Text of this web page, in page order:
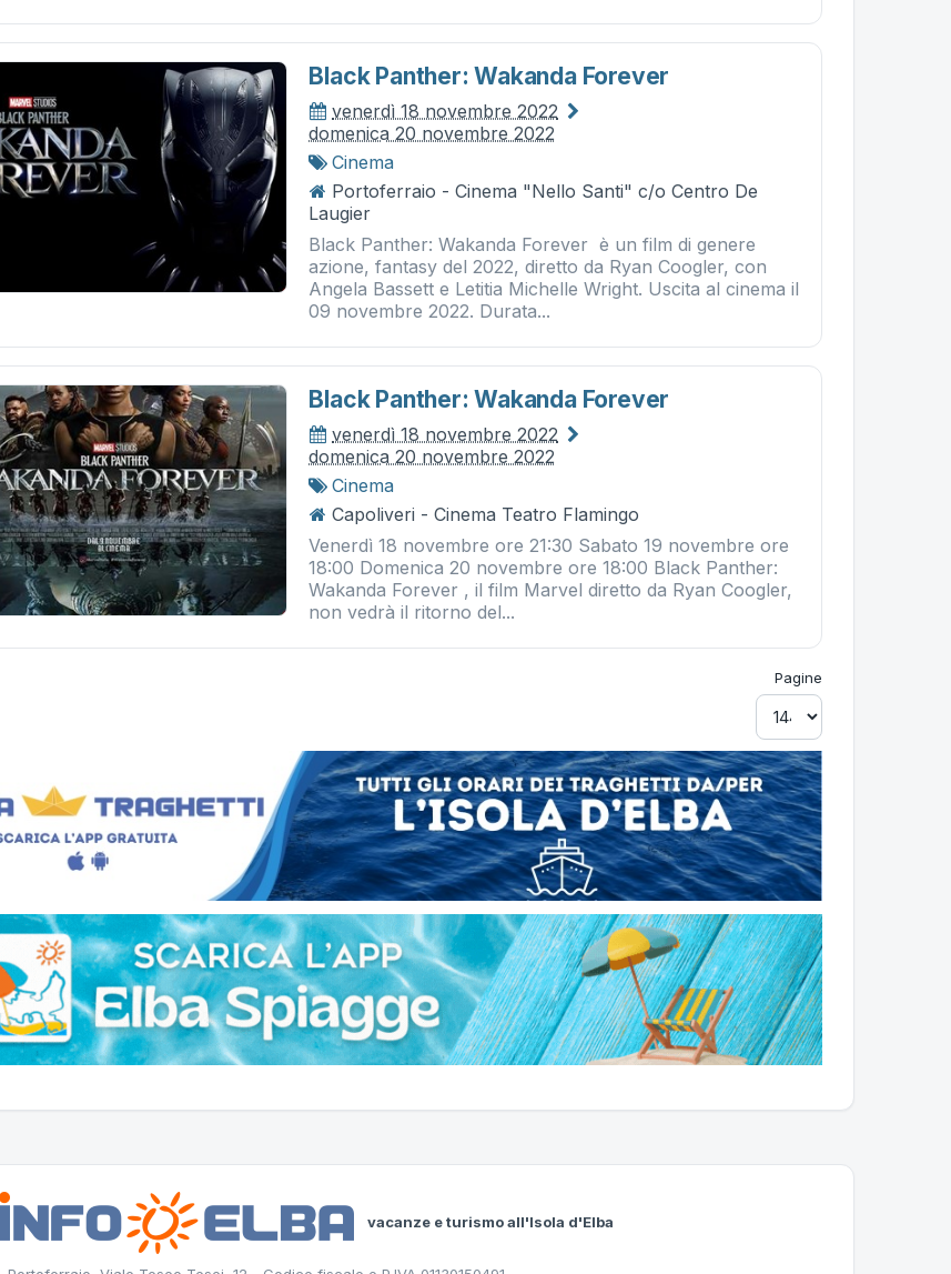
Black Panther: Wakanda Forever
venerdì 18 novembre 2022
domenica 20 novembre 2022
Cinema
Portoferraio - Cinema "Nello Santi" c/o Centro De
Laugier
Black Panther: Wakanda Forever è un film di genere
azione, fantasy del 2022, diretto da Ryan Coogler, con
Angela Bassett e Letitia Michelle Wright. Uscita al cinema il
09 novembre 2022. Durata...
Black Panther: Wakanda Forever
venerdì 18 novembre 2022
domenica 20 novembre 2022
Cinema
Capoliveri - Cinema Teatro Flamingo
Venerdì 18 novembre ore 21:30 Sabato 19 novembre ore
18:00 Domenica 20 novembre ore 18:00 Black Panther:
Wakanda Forever , il film Marvel diretto da Ryan Coogler,
non vedrà il ritorno del...
Pagine
vacanze e turismo all'Isola d'Elba